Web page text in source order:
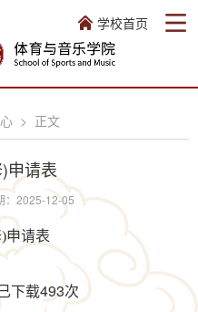
学校首页
> 正文
申请表
：2025-12-05
)申请表
下载493次